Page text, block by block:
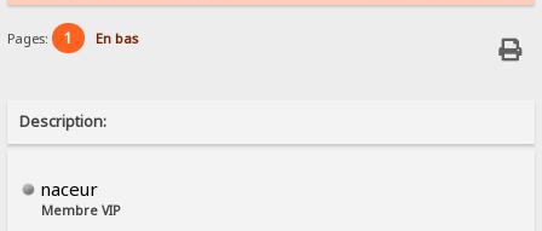
Pages: 1 En bas
Description:
naceur
Membre VIP